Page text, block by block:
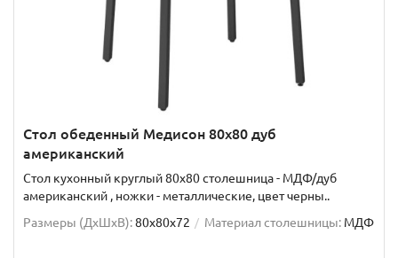
Стол обеденный Медисон 80х80 дуб
американский
Стол кухонный круглый 80х80 столешница - МДФ/дуб
американский , ножки - металлические, цвет черны..
Размеры (ДхШxВ):80х80х72 Материал столешницы: МДФ